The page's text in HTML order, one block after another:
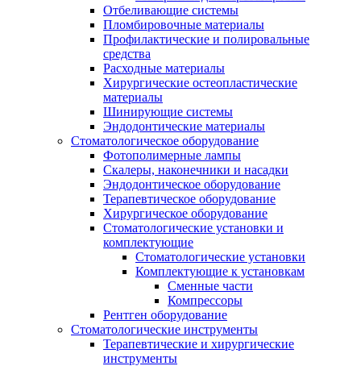
Отбеливающие системы
Пломбировочные материалы
Профилактические и полировальные
средства
Расходные материалы
Хирургические остеопластические
материалы
Шинирующие системы
Эндодонтические материалы
Стоматологическое оборудование
Фотополимерные лампы
Скалеры, наконечники и насадки
Эндодонтическое оборудование
Терапевтическое оборудование
Хирургическое оборудование
Стоматологические установки и
комплектующие
Стоматологические установки
Комплектующие к установкам
Сменные части
Компрессоры
Рентген оборудование
Стоматологические инструменты
Терапевтические и хирургические
инструменты